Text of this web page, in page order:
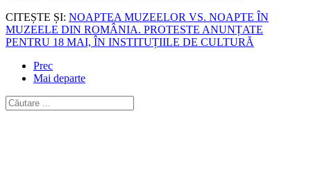
CITEȘTE ȘI: NOAPTEA MUZEELOR VS. NOAPTE ÎN
MUZEELE DIN ROMÂNIA. PROTESTE ANUNȚATE
PENTRU 18 MAI, ÎN INSTITUȚIILE DE CULTURĂ
Prec
Mai departe